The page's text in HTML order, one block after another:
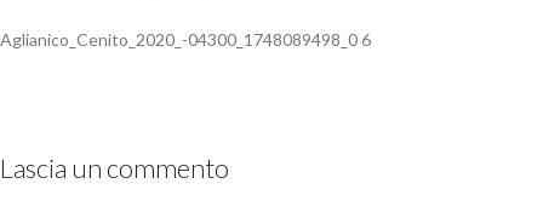
Aglianico_Cenito_2020_-04300_1748089498_0 6
Lascia un commento